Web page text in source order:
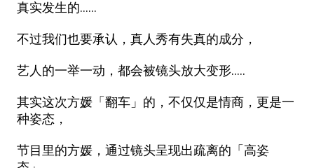
真实发生的……
不过我们也要承认，真人秀有失真的成分，
艺人的一举一动，都会被镜头放大变形.....
其实这次方媛「翻车」的，不仅仅是情商，更是一
种姿态，
节目里的方媛，通过镜头呈现出疏离的「高姿